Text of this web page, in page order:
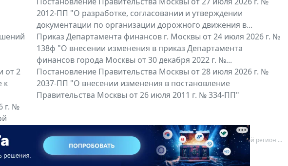
от 2
к
г. №
2012-ПП "О разработке, согласовании и утверждении
документации по организации дорожного движения в...
Приказ Департамента финансов г. Москвы от 24 июля 2026 г. №
138ф "О внесении изменения в приказ Департамента
финансов города Москвы от 30 декабря 2022 г. №...
Постановление Правительства Москвы от 28 июля 2026 г. №
2037-ПП "О внесении изменения в постановление
Правительства Москвы от 26 июля 2011 г. № 334-ПП"
Все региональные документы Мой регион ...